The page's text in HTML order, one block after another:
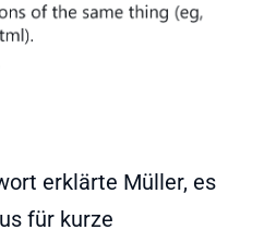
erklärte Müller, es
für kurze